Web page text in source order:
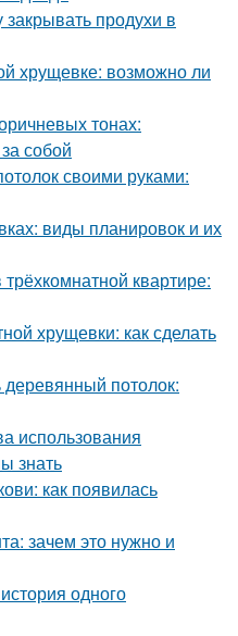
продухи в
хрущевке: возможно ли
тонах:
собой
своими руками:
виды планировок и их
квартире:
хрущевки: как сделать
потолок:
использования
знать
как появилась
зачем это нужно и
одного